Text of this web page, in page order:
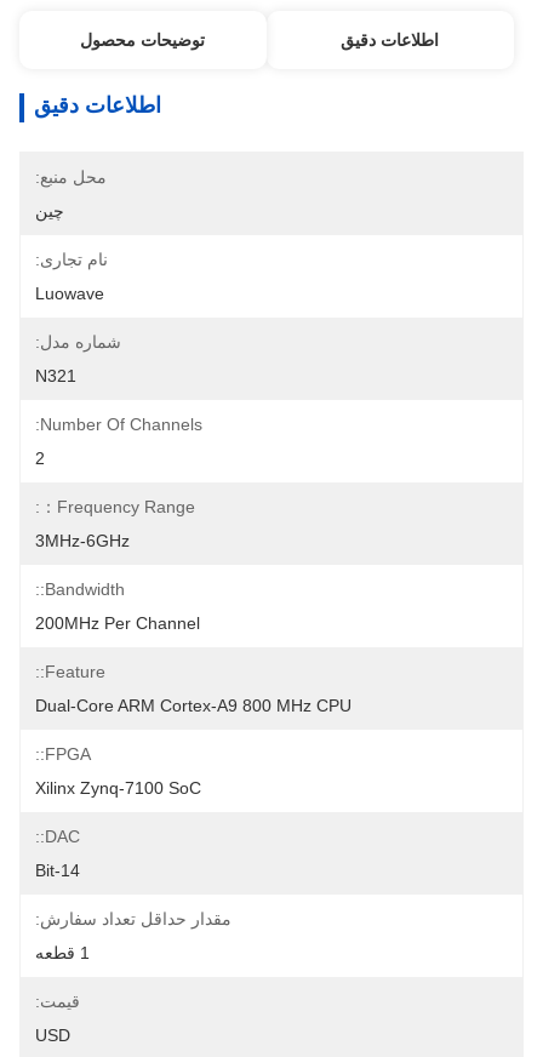
اطلاعات دقیق توضیحات محصول
اطلاعات دقیق
محل منبع:
چین
نام تجاری:
Luowave
شماره مدل:
N321
Number Of Channels:
2
Frequency Range：:
3MHz-6GHz
Bandwidth::
200MHz Per Channel
Feature::
Dual-Core ARM Cortex-A9 800 MHz CPU
FPGA::
Xilinx Zynq-7100 SoC
DAC::
14-Bit
مقدار حداقل تعداد سفارش:
1 قطعه
قیمت:
USD